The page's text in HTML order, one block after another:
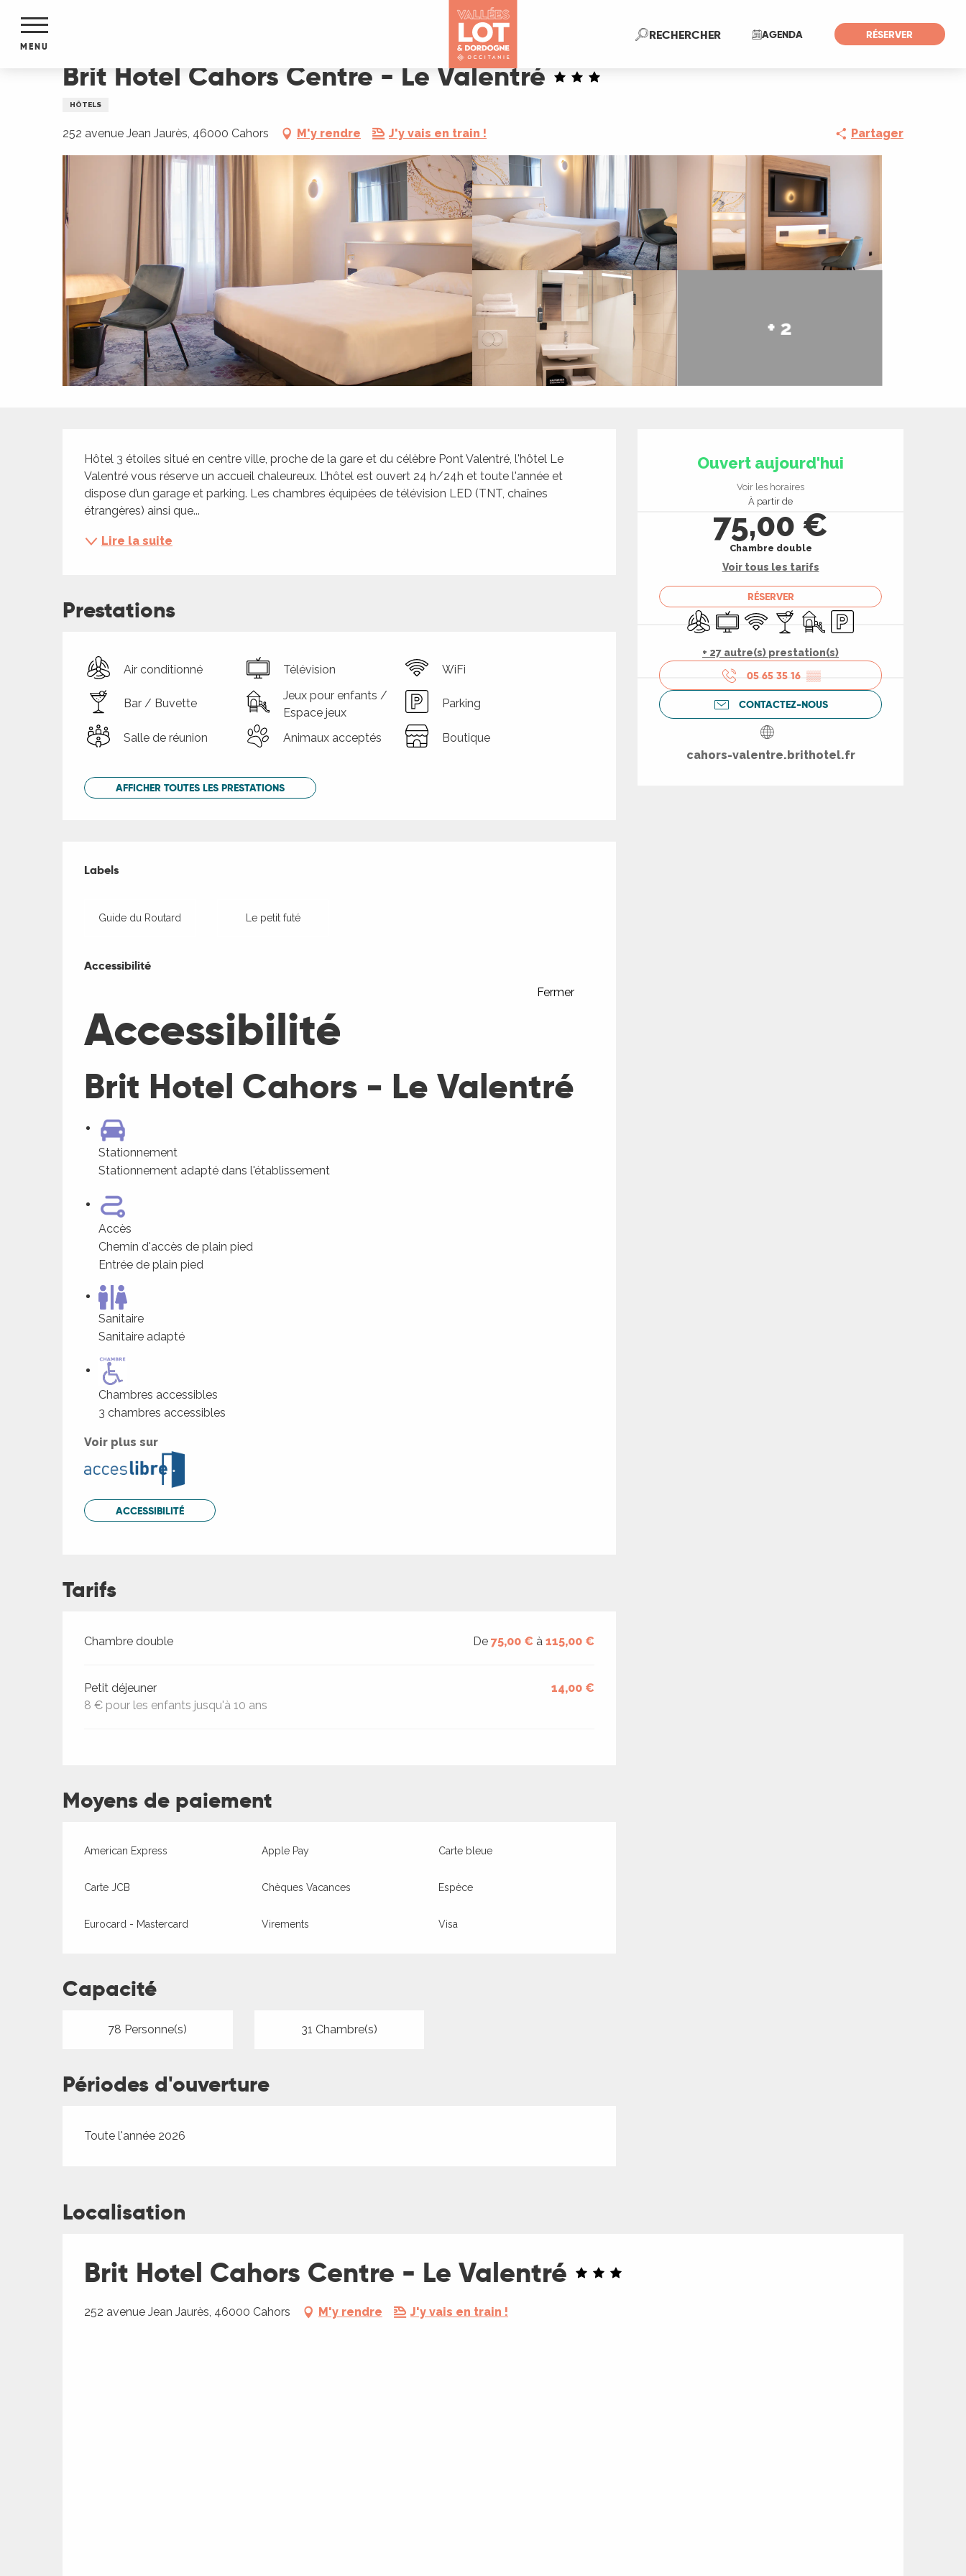
contenu
AGENDA RÉSERVER
RECHERCHERRecherche
MENU
Brit Hotel Cahors Centre - Le Valentré
HÔTELS
252 avenue Jean Jaurès, 46000 Cahors M'y rendre J'y vais en train ! Partager
+ 2
Ouverture et
Ouvert aujourd'hui
Voir les horaires
À partir de
75,00 €
Chambre double
Voir tous les tarifs
RÉSERVER
Air conditionné
Télévision
WiFi Bar / Buvette
Jeux pour enfants / Espace
Parking
+ 27 autre(s) prestation(s)
05 65 35 16 ▒▒
CONTACTEZ-NOUS
cahors-valentre.brithotel.fr
Description
Hôtel 3 étoiles situé en centre ville, proche de la gare et du célèbre Pont Valentré, l'hôtel Le
Valentré vous réserve un accueil chaleureux. L’hôtel est ouvert 24 h/24h et toute l'année et
dispose d’un garage et parking. Les chambres équipées de télévision LED (TNT, chaînes
étrangères) ainsi que...
Lire la suite
Prestations
Air conditionné Télévision WiFi
Bar / Buvette
Jeux pour enfants /
Espace jeux
Parking
Salle de réunion Animaux acceptés Boutique
AFFICHER TOUTES LES PRESTATIONS
Offres de prestations
Labels
Labels
Guide du Routard Le petit futé
Accessibilité
Fermer
Accessibilité
Brit Hotel Cahors - Le Valentré
Stationnement
Stationnement adapté dans l'établissement
Accès
Chemin d'accès de plain pied
Entrée de plain pied
Sanitaire
Sanitaire adapté
Chambres accessibles
3 chambres accessibles
Voir plus sur
ACCESSIBILITÉ
Tarifs
Tarifs 2026
Chambre double De75,00 € à115,00 €
Petit déjeuner
8 € pour les enfants jusqu'à 10 ans
14,00 €
Moyens de paiement
American Express Apple Pay Carte bleue
Carte JCB Chèques Vacances Espèce
Eurocard - Mastercard Virements Visa
Capacité
78 Personne(s) 31 Chambre(s)
Périodes d'ouverture
Toute l'année 2026
Localisation
Brit Hotel Cahors Centre - Le Valentré
252 avenue Jean Jaurès, 46000 Cahors M'y rendre J'y vais en train !